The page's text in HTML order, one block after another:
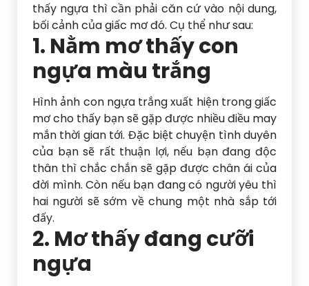
thấy ngựa thì cần phải căn cứ vào nội dung,
bối cảnh của giấc mơ đó. Cụ thể như sau:
1. Nằm mơ thấy con
ngựa màu trắng
Hình ảnh con ngựa trắng xuất hiện trong giấc
mơ cho thấy bạn sẽ gặp được nhiều điều may
mắn thời gian tới. Đặc biệt chuyện tình duyên
của bạn sẽ rất thuận lợi, nếu bạn đang độc
thân thì chắc chắn sẽ gặp được chân ái của
đời mình. Còn nếu bạn đang có người yêu thì
hai người sẽ sớm về chung một nhà sắp tới
đấy.
2. Mơ thấy đang cưỡi
ngựa